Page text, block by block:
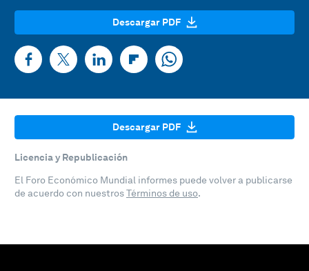
Descargar PDF
Descargar PDF
Licencia y Republicación
El Foro Económico Mundial informes puede volver a publicarse
de acuerdo con nuestrosTérminos de uso.